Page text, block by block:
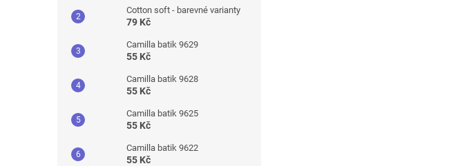
Cotton soft - barevné varianty
79 Kč
Camilla batik 9629
55 Kč
Camilla batik 9628
55 Kč
Camilla batik 9625
55 Kč
Camilla batik 9622
55 Kč